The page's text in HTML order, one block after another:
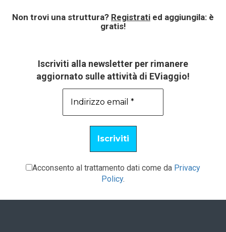
Non trovi una struttura? Registrati ed aggiungila: è
gratis!
Iscriviti alla newsletter per rimanere
aggiornato sulle attività di EViaggio!
Acconsento al trattamento dati come da Privacy
Policy.